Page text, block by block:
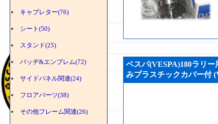
キャブレター(76)
シート(50)
スタンド(25)
バッヂ&エンブレム(72)
サイドパネル関連(24)
フロアパーツ(38)
その他フレーム関連(26)
ベスパ(VESPA)180ラリ
みプラスチックカバー付